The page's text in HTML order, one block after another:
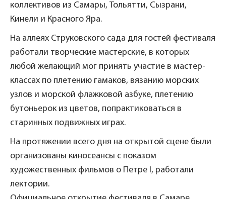
коллективов из Самары, Тольятти, Сызрани,
Кинели и Красного Яра.
На аллеях Струковского сада для гостей фестиваля
работали творческие мастерские, в которых
любой желающий мог принять участие в мастер-
классах по плетению гамаков, вязанию морских
узлов и морской флажковой азбуке, плетению
бутоньерок из цветов, попрактиковаться в
старинных подвижных играх.
На протяжении всего дня на открытой сцене были
организованы киносеансы с показом
художественных фильмов о Петре I, работали
лектории.